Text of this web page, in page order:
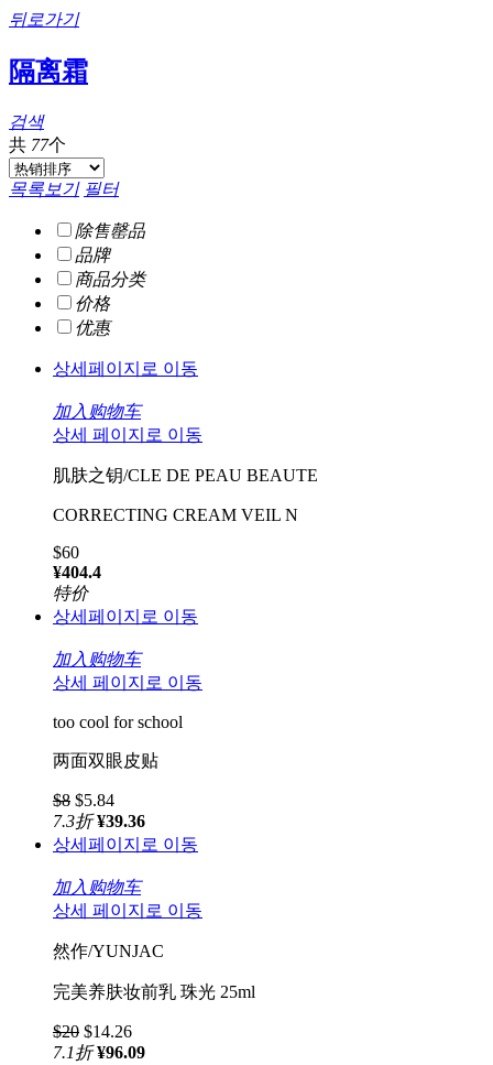
뒤로가기
隔离霜
검색
共 77个
목록보기 필터
除售罄品
品牌
商品分类
价格
优惠
상세페이지로 이동
加入购物车
상세 페이지로 이동
肌肤之钥/CLE DE PEAU BEAUTE
CORRECTING CREAM VEIL N
$60
¥404.4
特价
상세페이지로 이동
加入购物车
상세 페이지로 이동
too cool for school
两面双眼皮贴
$8 $5.84
7.3折 ¥39.36
상세페이지로 이동
加入购物车
상세 페이지로 이동
然作/YUNJAC
完美养肤妆前乳 珠光 25ml
$20 $14.26
7.1折 ¥96.09